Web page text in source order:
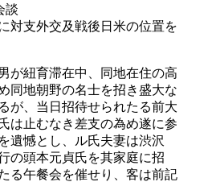
談
対支外交及戦後日米の位置を
が紐育滞在中、同地在住の高
同地朝野の名士を招き盛大な
が、当日招待せられたる前大
は止むなき差支の為め遂に参
遺憾とし、ル氏夫妻は渋沢
の頭本元貞氏を其家庭に招
る午餐会を催せり、客は前記